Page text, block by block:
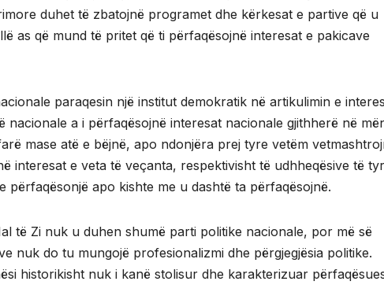
duhet të zbatojnë programet dhe kërkesat e partive që u
as që mund të pritet që ti përfaqësojnë interesat e pakicave
paraqesin një institut demokratik në artikulimin e
a i përfaqësojnë interesat nacionale gjithherë në
mase atë e bëjnë, apo ndonjëra prej tyre vetëm
interesat e veta të veçanta, respektivisht të udhheqësive të
apo kishte me u dashtë ta përfaqësojnë.
të Zi nuk u duhen shumë parti politike nacionale, por më së
nuk do tu mungojë profesionalizmi dhe përgjegjësia politike.
historikisht nuk i kanë stolisur dhe karakterizuar